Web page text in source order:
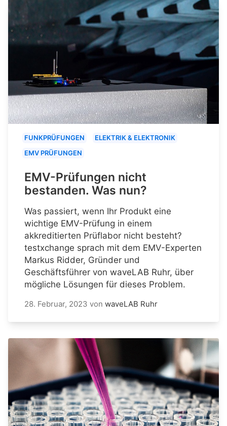
FUNKPRÜFUNGEN
ELEKTRIK & ELEKTRONIK
EMV PRÜFUNGEN
EMV-Prüfungen nicht
bestanden. Was nun?
Was passiert, wenn Ihr Produkt eine
wichtige EMV-Prüfung in einem
akkreditierten Prüflabor nicht besteht?
testxchange sprach mit dem EMV-Experten
Markus Ridder, Gründer und
Geschäftsführer von waveLAB Ruhr, über
mögliche Lösungen für dieses Problem.
28. Februar, 2023 von waveLAB Ruhr